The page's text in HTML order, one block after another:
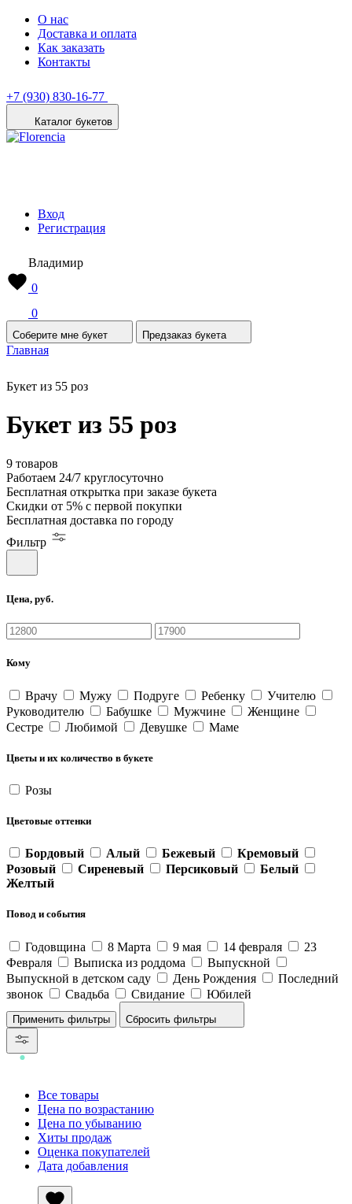
О нас
Доставка и оплата
Как заказать
Контакты
+7 (930) 830-16-77
Каталог букетов
Вход
Регистрация
Владимир
0
0
Соберите мне букет Предзаказ букета
Главная
Букет из 55 роз
Букет из 55 роз
9 товаров
Работаем 24/7 круглосуточно
Бесплатная открытка при заказе букета
Скидки от 5% с первой покупки
Бесплатная доставка по городу
Фильтр
Цена, руб.
Кому
Врачу Мужу Подруге Ребенку
Учителю
Руководителю
Бабушке Мужчине
Женщине
Сестре
Любимой Девушке Маме
Цветы и их количество в букете
Розы
Цветовые оттенки
Бордовый Алый Бежевый
Кремовый
Розовый
Сиреневый Персиковый
Белый
Желтый
Повод и события
Годовщина 8 Марта 9 мая 14 февраля
23
Февраля
Выписка из роддома
Выпускной
Выпускной в детском саду
День Рождения
Последний
звонок
Свадьба Свидание Юбилей
Сбросить фильтры
Все товары
Цена по возрастанию
Цена по убыванию
Хиты продаж
Оценка покупателей
Дата добавления